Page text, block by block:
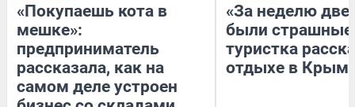
«Покупаешь кота в
мешке»:
предприниматель
рассказала, как на
самом деле устроен
«За неделю две
были
туристка
отдыхе в